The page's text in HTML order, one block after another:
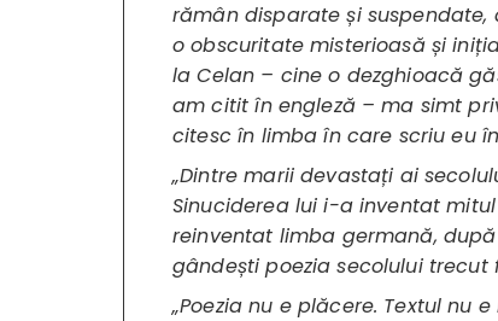
rămân disparate și suspendate,
o obscuritate misterioasă și
la Celan – cine o dezghioacă
am citit în engleză – ma simt
citesc în limba în care scriu eu
„Dintre marii devastați ai
Sinuciderea lui i-a inventat
reinventat limba germană,
gândești poezia secolului trecut
„Poezia nu e plăcere. Textul nu